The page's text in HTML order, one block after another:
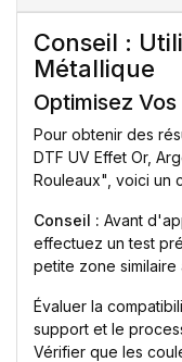
Conseil :
Métallique
Optimisez
Pour obtenir des
DTF UV Effet Or,
Rouleaux", voici un
Conseil : Avant
effectuez un test
petite zone similaire
Évaluer la
support et le
Vérifier que les